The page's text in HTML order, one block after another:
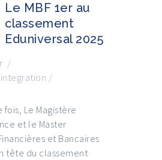
Le MBF 1er au
classement
Eduniversal 2025
/
/
fois, Le Magistère
et le Master
et Bancaires
tête du classement